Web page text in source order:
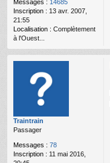
Messages : 14685
Inscription : 13 avr. 2007,
21:55
Localisation : Complètement
à l'Ouest...
Traintrain
Passager
Messages : 78
Inscription : 11 mai 2016,